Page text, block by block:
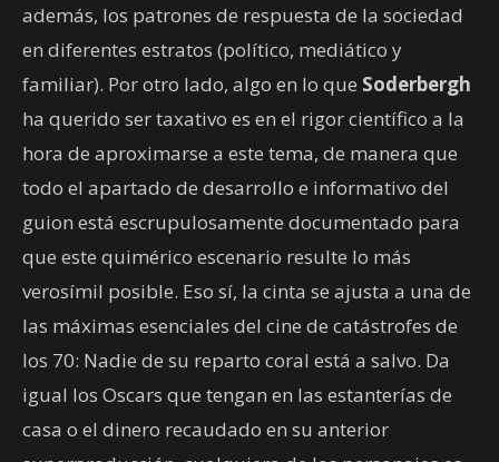
además, los patrones de respuesta de la sociedad
en diferentes estratos (político, mediático y
familiar). Por otro lado, algo en lo que Soderbergh
ha querido ser taxativo es en el rigor científico a la
hora de aproximarse a este tema, de manera que
todo el apartado de desarrollo e informativo del
guion está escrupulosamente documentado para
que este quimérico escenario resulte lo más
verosímil posible. Eso sí, la cinta se ajusta a una de
las máximas esenciales del cine de catástrofes de
los 70: Nadie de su reparto coral está a salvo. Da
igual los Oscars que tengan en las estanterías de
casa o el dinero recaudado en su anterior